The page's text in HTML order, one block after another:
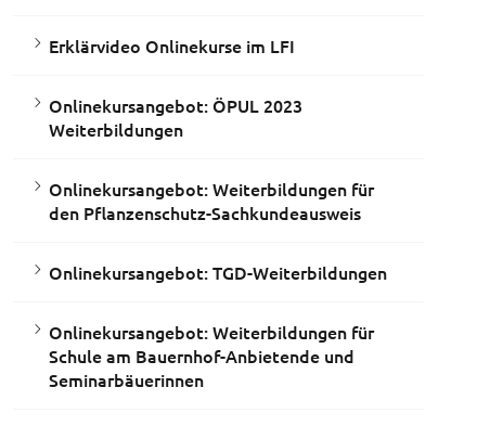
Erklärvideo Onlinekurse im LFI
Onlinekursangebot: ÖPUL 2023
Weiterbildungen
Onlinekursangebot: Weiterbildungen für
den Pflanzenschutz-Sachkundeausweis
Onlinekursangebot: TGD-Weiterbildungen
Onlinekursangebot: Weiterbildungen für
Schule am Bauernhof-Anbietende und
Seminarbäuerinnen